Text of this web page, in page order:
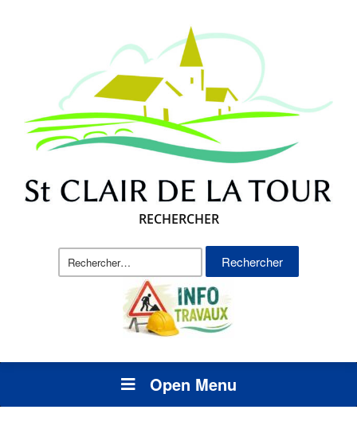
RECHERCHER
Rechercher :
Open Menu